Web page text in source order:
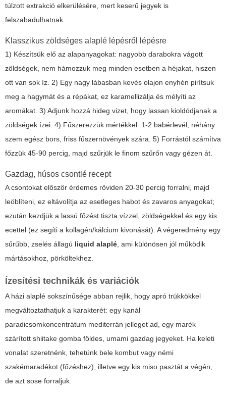
túlzott extrakció elkerülésére, mert keserű jegyek is
felszabadulhatnak.
Klasszikus zöldséges alaplé lépésről lépésre
1) Készítsük elő az alapanyagokat: nagyobb darabokra vágott
zöldségek, nem hámozzuk meg minden esetben a héjakat, hiszen
ott van sok íz. 2) Egy nagy lábasban kevés olajon enyhén pirítsuk
meg a hagymát és a répákat, ez karamellizálja és mélyíti az
aromákat. 3) Adjunk hozzá hideg vizet, hogy lassan kioldódjanak a
zöldségek ízei. 4) Fűszerezzük mértékkel: 1-2 babérlevél, néhány
szem egész bors, friss fűszernövények szára. 5) Forrástól számítva
főzzük 45-90 percig, majd szűrjük le finom szűrőn vagy gézen át.
Gazdag, húsos csontlé recept
A csontokat először érdemes röviden 20-30 percig forralni, majd
leöblíteni, ez eltávolítja az esetleges habot és zavaros anyagokat;
ezután kezdjük a lassú főzést tiszta vízzel, zöldségekkel és egy kis
ecettel (ez segíti a kollagén/kálcium kivonását). A végeredmény egy
sűrűbb, zselés állagú liquid alaplé, ami különösen jól működik
mártásokhoz, pörköltekhez.
Ízesítési technikák és variációk
A házi alaplé sokszínűsége abban rejlik, hogy apró trükkökkel
megváltoztathatjuk a karakterét: egy kanál
paradicsomkoncentrátum mediterrán jelleget ad, egy marék
szárított shiitake gomba földes, umami gazdag jegyeket. Ha keleti
vonalat szeretnénk, tehetünk bele kombut vagy némi
szakémaradékot (főzéshez), illetve egy kis miso pasztát a végén,
de azt sose forraljuk.